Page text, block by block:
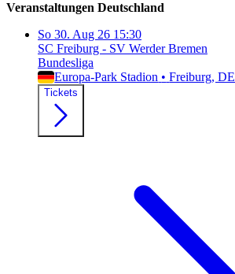
Veranstaltungen Deutschland
So 30. Aug 26 15:30
SC Freiburg - SV Werder Bremen
Bundesliga
Europa-Park Stadion • Freiburg, DE
Tickets